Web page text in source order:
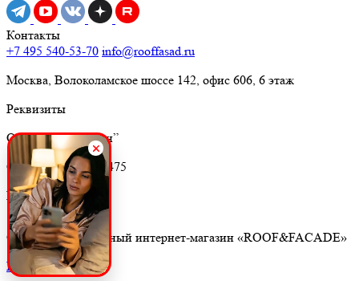
Контакты
+7 495 540-53-70 info@rooffasad.ru
Москва, Волоколамское шоссе 142, офис 606, 6 этаж
Реквизиты
ООО “ПТК “Титан”
ОГРН 1227700212475
ИНН 9710097508
© 2026. Строительный интернет-магазин «ROOF&FACADE»
Главная